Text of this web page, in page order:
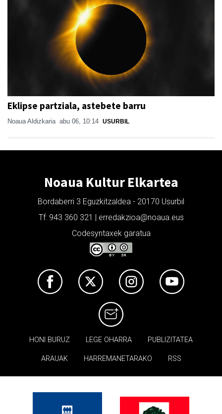
Eklipse partziala, astebete barru
Noaua Aldizkaria abu 06, 10:14 USURBIL
Noaua Kultur Elkartea
Bordaberri 3 Eguzkitzaldea - 20170 Usurbil
Tf: 943 360 321 | erredakzioa@noaua.eus
Codesyntaxek garatua
HONI BURUZ LEGE OHARRA PUBLIZITATEA
ARAUAK HARREMANETARAKO RSS